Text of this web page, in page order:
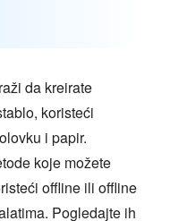
da kreirate
koristeći
i papir.
koje možete
offline ili offline
Pogledajte ih